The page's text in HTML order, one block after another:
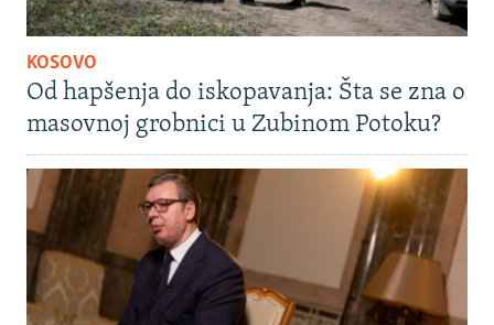
KOSOVO
Od hapšenja do iskopavanja: Šta se zna o
masovnoj grobnici u Zubinom Potoku?